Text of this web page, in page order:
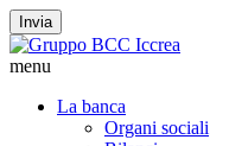
Invia
menu
La banca
Organi sociali